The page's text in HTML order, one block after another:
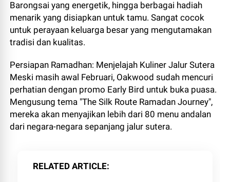
Barongsai yang energetik, hingga berbagai hadiah
menarik yang disiapkan untuk tamu. Sangat cocok
untuk perayaan keluarga besar yang mengutamakan
tradisi dan kualitas.
Persiapan Ramadhan: Menjelajah Kuliner Jalur Sutera
Meski masih awal Februari, Oakwood sudah mencuri
perhatian dengan promo Early Bird untuk buka puasa.
Mengusung tema "The Silk Route Ramadan Journey",
mereka akan menyajikan lebih dari 80 menu andalan
dari negara-negara sepanjang jalur sutera.
RELATED ARTICLE